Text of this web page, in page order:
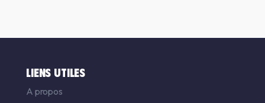
LIENS UTILES
A propos